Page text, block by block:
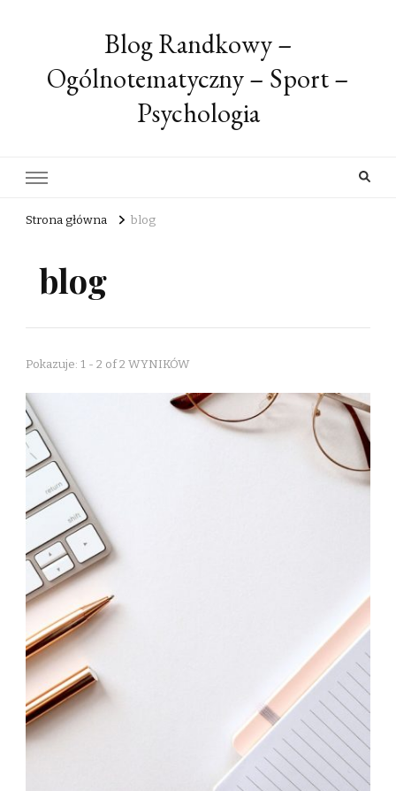
Blog Randkowy –
Ogólnotematyczny – Sport –
Psychologia
Strona główna blog
blog
Pokazuje: 1 - 2 of 2 WYNIKÓW